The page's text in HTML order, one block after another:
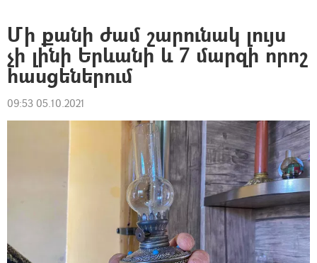
Մի քանի ժամ շարունակ լույս
չի լինի Երևանի և 7 մարզի որոշ
հասցեներում
09:53 05.10.2021